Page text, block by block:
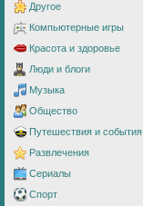
Другое
Компьютерные игры
Красота и здоровье
Люди и блоги
Музыка
Общество
Путешествия и события
Развлечения
Сериалы
Спорт